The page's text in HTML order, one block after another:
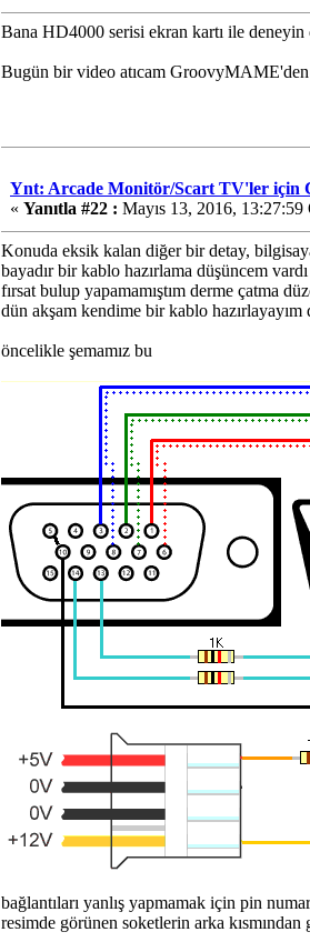
Bana HD4000 serisi ekran kartı ile deneyin
Bugün bir video atıcam
Ynt: Arcade Monitör/Scart TV'ler için
« Yanıtla #22 : Mayıs 13, 2016, 13:27:59
Konuda eksik kalan diğer bir detay,
bayadır bir kablo hazırlama düşüncem vardı
fırsat bulup yapamamıştım derme çatma
dün akşam kendime bir kablo hazırlayayım
öncelikle şemamız bu
bağlantıları yanlış yapmamak için pin
resimde görünen soketlerin arka